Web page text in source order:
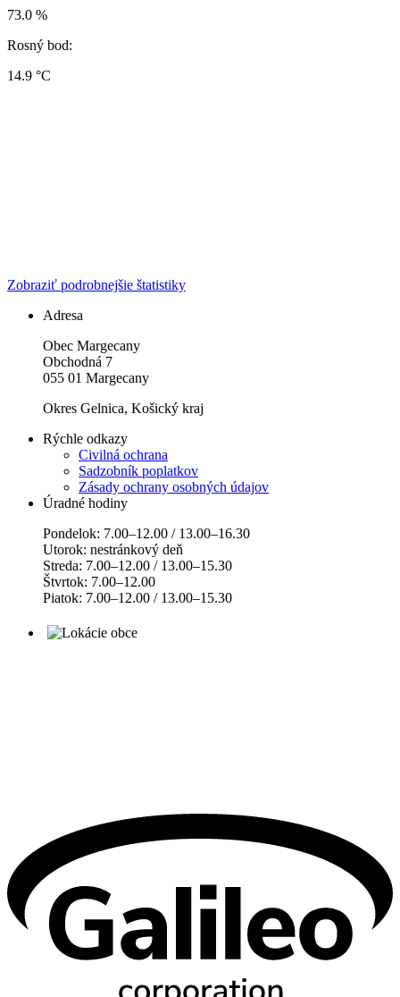
73.0 %
Rosný bod:
14.9 °C
Zobraziť podrobnejšie štatistiky
Adresa
Obec Margecany
Obchodná 7
055 01 Margecany
Okres Gelnica, Košický kraj
Rýchle odkazy
Civilná ochrana
Sadzobník poplatkov
Zásady ochrany osobných údajov
Úradné hodiny
Pondelok: 7.00–12.00 / 13.00–16.30
Utorok: nestránkový deň
Streda: 7.00–12.00 / 13.00–15.30
Štvrtok: 7.00–12.00
Piatok: 7.00–12.00 / 13.00–15.30